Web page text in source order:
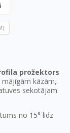
prožektors
kāzām,
sekotājam
no 15° līdz